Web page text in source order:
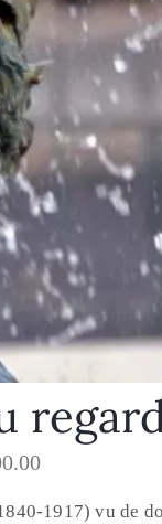
1917) vu de